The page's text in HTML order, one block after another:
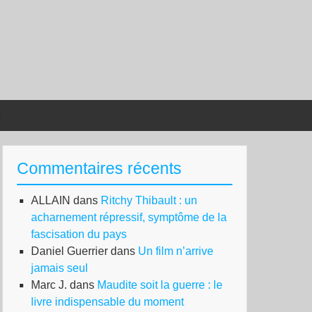
Commentaires récents
ALLAIN dans Ritchy Thibault : un
acharnement répressif, symptôme de la
fascisation du pays
Daniel Guerrier dans Un film n’arrive
jamais seul
Marc J. dans Maudite soit la guerre : le
livre indispensable du moment